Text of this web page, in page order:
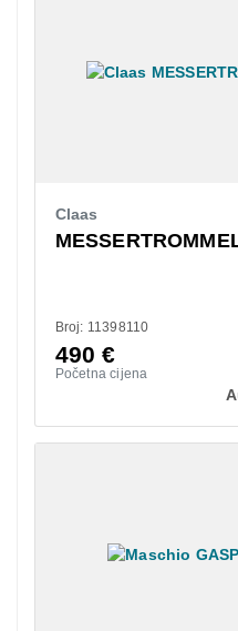
Claas
Broj: 11398110
490€
Početna cijena